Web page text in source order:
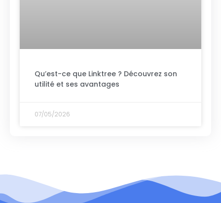
Qu’est-ce que Linktree ? Découvrez son
utilité et ses avantages
07/05/2026